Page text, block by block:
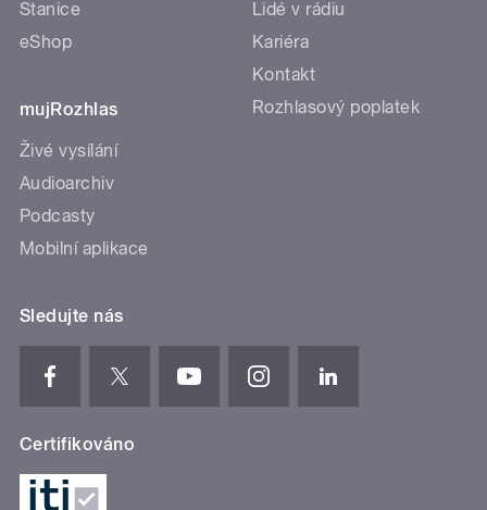
Stanice
eShop
mujRozhlas
Živé vysílání
Audioarchiv
Podcasty
Mobilní aplikace
Lidé v rádiu
Kariéra
Kontakt
Rozhlasový poplatek
Sledujte nás
Certifikováno